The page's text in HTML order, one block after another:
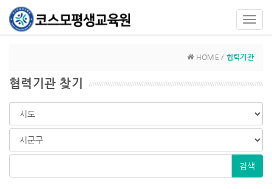
HOME / 협력기관
협력기관 찾기
검색